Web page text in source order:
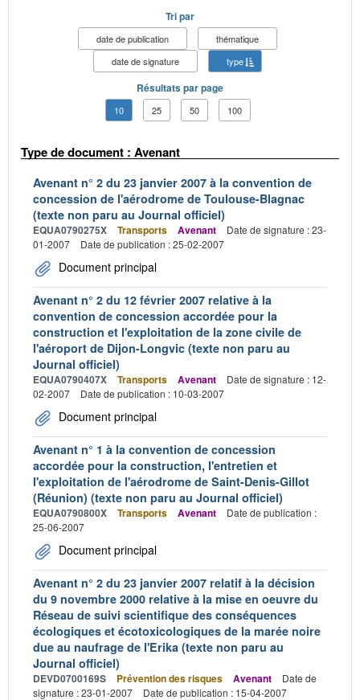
Tri par
date de publication
thématique
date de signature
type
Résultats par page
10 25 50 100
Type de document : Avenant
Avenant n° 2 du 23 janvier 2007 à la convention de
concession de l'aérodrome de Toulouse-Blagnac
(texte non paru au Journal officiel)
EQUA0790275X Transports Avenant
Date de signature : 23-
01-2007
Date de publication : 25-02-2007
Document principal
Avenant n° 2 du 12 février 2007 relative à la
convention de concession accordée pour la
construction et l'exploitation de la zone civile de
l'aéroport de Dijon-Longvic (texte non paru au
Journal officiel)
EQUA0790407X Transports Avenant
Date de signature : 12-
02-2007
Date de publication : 10-03-2007
Document principal
Avenant n° 1 à la convention de concession
accordée pour la construction, l'entretien et
l'exploitation de l'aérodrome de Saint-Denis-Gillot
(Réunion) (texte non paru au Journal officiel)
EQUA0790800X Transports Avenant
Date de publication :
25-06-2007
Document principal
Avenant n° 2 du 23 janvier 2007 relatif à la décision
du 9 novembre 2000 relative à la mise en oeuvre du
Réseau de suivi scientifique des conséquences
écologiques et écotoxicologiques de la marée noire
due au naufrage de l'Erika (texte non paru au
Journal officiel)
DEVD0700169S Prévention des risques Avenant
Date de
signature : 23-01-2007
Date de publication : 15-04-2007